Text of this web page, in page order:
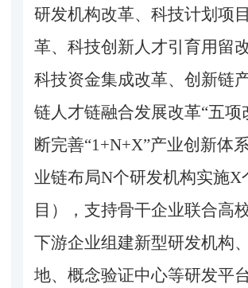
研发机构改革、科技计划项
革、科技创新人才引育用留
科技资金集成改革、创新链
链人才链融合发展改革“五项
断完善“1+N+X”产业创新体
业链布局N个研发机构实施X
目 ）
，支持骨干企业联合高
下游企业组建新型研发机构
地、概念验证中心等研发平